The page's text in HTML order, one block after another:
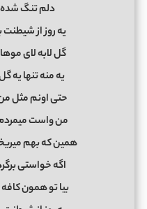
دلم تنگ
یه روز از
گل لابه لای
یه منه تنها یه
حتی اونم مثل
من واست
همین که بهم
اگه خواستی
بیا تو همون